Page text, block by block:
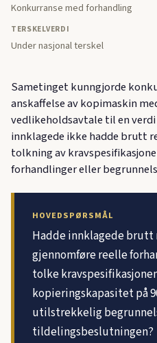
Konkurranse med forhandling
TERSKELVERDI
Under nasjonal terskel
Sametinget kunngjorde
anskaffelse av kopimaskin
vedlikeholdsavtale til en verdi
innklagede ikke hadde brutt
tolkning av
forhandlinger eller
HOVEDSPØRSMÅL
Hadde innklagede
gjennomføre reelle
tolke
kopieringskapasitet på
utilstrekkelig
tildelingsbeslutningen?